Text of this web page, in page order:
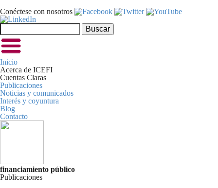
Conéctese con nosotros
Formulario de búsqueda
Buscar
Inicio
Acerca de ICEFI
Cuentas Claras
Publicaciones
Noticias y comunicados
Interés y coyuntura
Blog
Contacto
financiamiento público
Publicaciones